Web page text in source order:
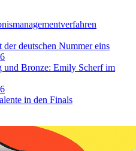
deutschen Nummer eins
und Bronze: Emily Scherf im
in den Finals